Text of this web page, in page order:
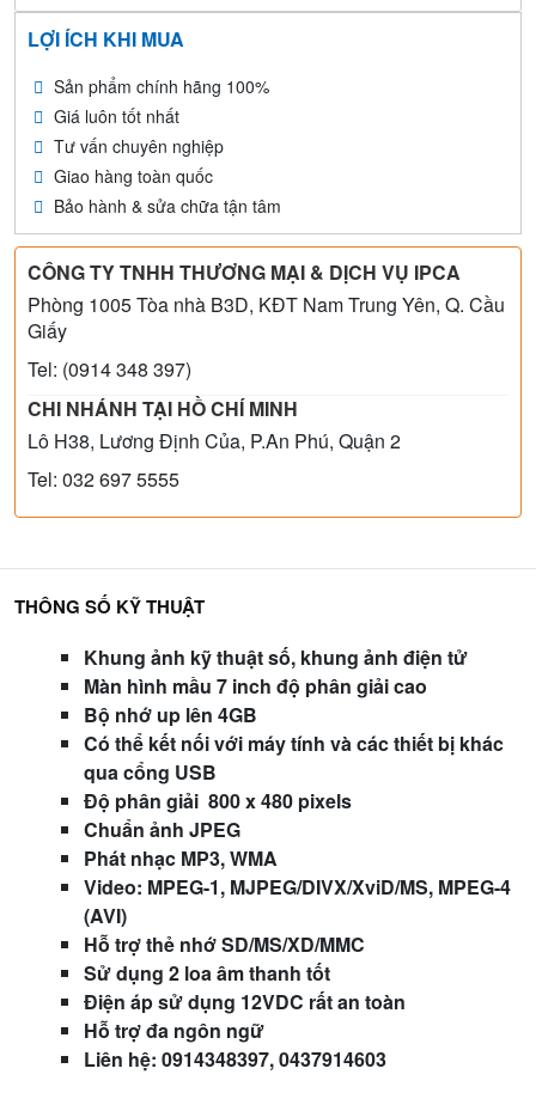
LỢI ÍCH KHI MUA
Sản phẩm chính hãng 100%
Giá luôn tốt nhất
Tư vấn chuyên nghiệp
Giao hàng toàn quốc
Bảo hành & sửa chữa tận tâm
CÔNG TY TNHH THƯƠNG MẠI & DỊCH VỤ IPCA
Phòng 1005 Tòa nhà B3D, KĐT Nam Trung Yên, Q. Cầu
Giấy
Tel: (0914 348 397)
CHI NHÁNH TẠI HỒ CHÍ MINH
Lô H38, Lương Định Của, P.An Phú, Quận 2
Tel: 032 697 5555
Khung ảnh kỹ thuật số, khung ảnh điện tử
Màn hình mầu 7 inch độ phân giải cao
Bộ nhớ up lên 4GB
Có thể kết nối với máy tính và các thiết bị khác
qua cổng USB
Độ phân giải 800 x 480 pixels
Chuẩn ảnh JPEG
Phát nhạc MP3, WMA
Video: MPEG-1, MJPEG/DIVX/XviD/MS, MPEG-4
(AVI)
Hỗ trợ thẻ nhớ SD/MS/XD/MMC
Sử dụng 2 loa âm thanh tốt
Điện áp sử dụng 12VDC rất an toàn
Hỗ trợ đa ngôn ngữ
Liên hệ: 0914348397, 0437914603
THÔNG SỐ KỸ THUẬT